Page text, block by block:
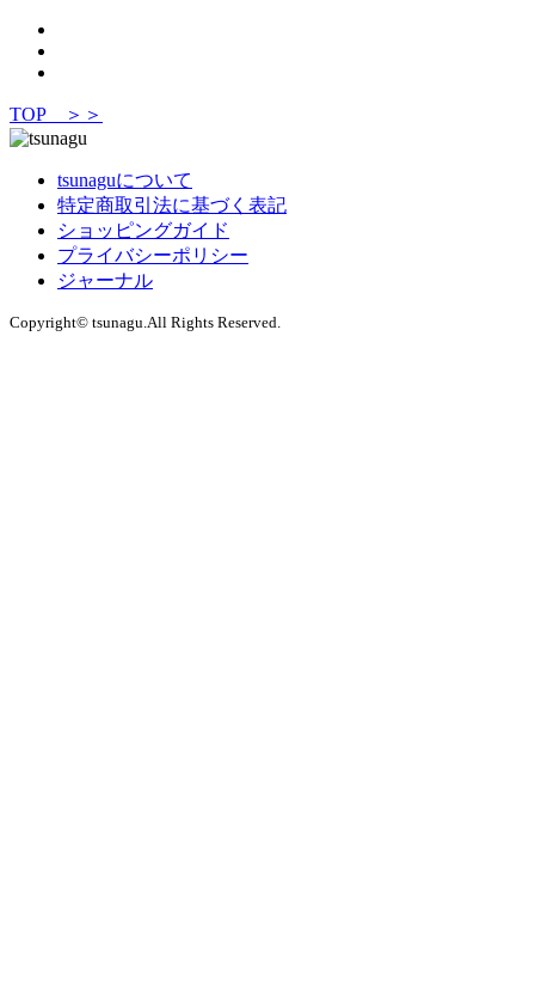
TOP ＞＞
tsunaguについて
特定商取引法に基づく表記
ショッピングガイド
プライバシーポリシー
ジャーナル
Copyright© tsunagu.All Rights Reserved.